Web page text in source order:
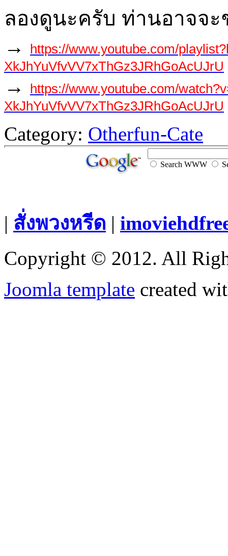
ลองดูนะครับ ท่านอาจจะ
→
https://www.youtube.com/
XkJhYuVfvVV7xThGz3JRhGoAcUJrU
→
https://www.youtube.com/
XkJhYuVfvVV7xThGz3JRhGoAcUJrU
Category: Otherfun-Cate
Search WWW
| สั่งพวงหรีด |
Copyright © 2012. All
Joomla template created